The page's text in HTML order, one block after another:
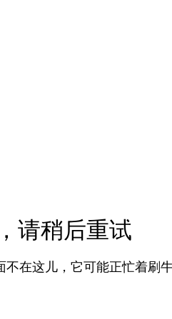
请稍后重试
不在这儿，它可能正忙着刷